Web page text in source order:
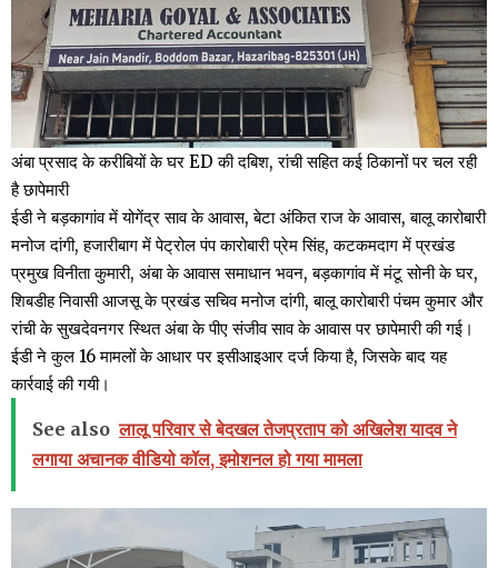
अंबा प्रसाद के करीबियों के घर ED की दबिश, रांची सहित कई ठिकानों पर चल रही
है छापेमारी
ईडी ने बड़कागांव में योगेंद्र साव के आवास, बेटा अंकित राज के आवास, बालू कारोबारी
मनोज दांगी, हजारीबाग में पेट्रोल पंप कारोबारी प्रेम सिंह, कटकमदाग में प्रखंड
प्रमुख विनीता कुमारी, अंबा के आवास समाधान भवन, बड़कागांव में मंटू सोनी के घर,
शिबडीह निवासी आजसू के प्रखंड सचिव मनोज दांगी, बालू कारोबारी पंचम कुमार और
रांची के सुखदेवनगर स्थित अंबा के पीए संजीव साव के आवास पर छापेमारी की गई।
ईडी ने कुल 16 मामलों के आधार पर इसीआइआर दर्ज किया है, जिसके बाद यह
कार्रवाई की गयी।
See also लालू परिवार से बेदखल तेजप्रताप को अखिलेश यादव ने
लगाया अचानक वीडियो कॉल, इमोशनल हो गया मामला